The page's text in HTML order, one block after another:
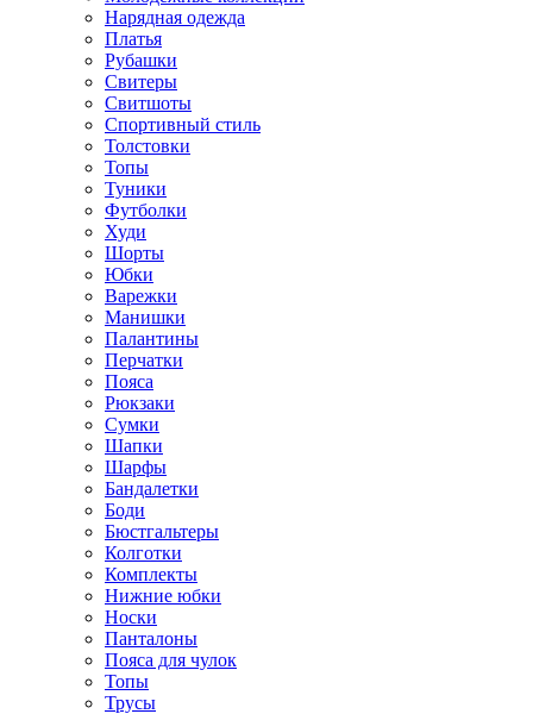
Нарядная одежда
Платья
Рубашки
Свитеры
Свитшоты
Спортивный стиль
Толстовки
Топы
Туники
Футболки
Худи
Шорты
Юбки
Варежки
Манишки
Палантины
Перчатки
Пояса
Рюкзаки
Сумки
Шапки
Шарфы
Бандалетки
Боди
Бюстгальтеры
Колготки
Комплекты
Нижние юбки
Носки
Панталоны
Поясa для чулок
Топы
Трусы